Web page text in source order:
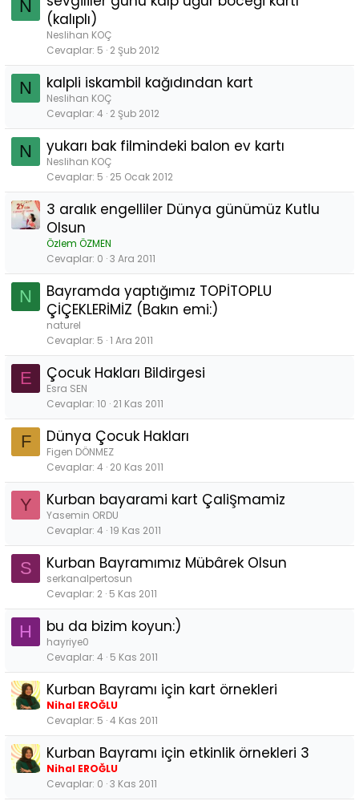
N
(kalıplı)
Neslihan KOÇ
Cevaplar 5 2 Şub 2012
N kalpli iskambil kağıdından kart
Neslihan KOÇ
Cevaplar 4 2 Şub 2012
N yukarı bak filmindeki balon ev kartı
Neslihan KOÇ
Cevaplar 5 25 Ocak 2012
3 aralık engelliler Dünya günümüz Kutlu
Olsun
Özlem ÖZMEN
Cevaplar 0 3 Ara 2011
N
Bayramda yaptığımız TOPİTOPLU
ÇİÇEKLERİMİZ (Bakın emi:)
naturel
Cevaplar 5 1 Ara 2011
E Çocuk Hakları Bildirgesi
Esra SEN
Cevaplar 10 21 Kas 2011
F Dünya Çocuk Hakları
Figen DÖNMEZ
Cevaplar 4 20 Kas 2011
Y Kurban bayarami kart ÇaliŞmamiz
Yasemin ORDU
Cevaplar 4 19 Kas 2011
S Kurban Bayramımız Mübârek Olsun
serkanalpertosun
Cevaplar 2 5 Kas 2011
H bu da bizim koyun:)
hayriye0
Cevaplar 4 5 Kas 2011
Kurban Bayramı için kart örnekleri
Nihal EROĞLU
Cevaplar 5 4 Kas 2011
Kurban Bayramı için etkinlik örnekleri 3
Nihal EROĞLU
Cevaplar 0 3 Kas 2011